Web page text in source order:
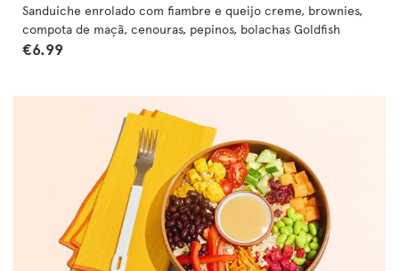
Sanduíche enrolado com fiambre e queijo creme, brownies,
compota de maçã, cenouras, pepinos, bolachas Goldfish
€6.99